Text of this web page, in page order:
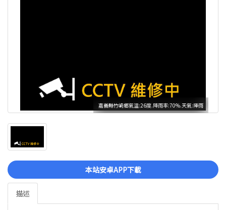
嘉義縣竹崎鄉氣溫:26度.降雨率:70%.天氣:陣雨
本站安卓APP下載
描述